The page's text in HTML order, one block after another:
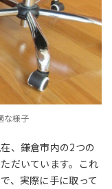
な様子
、鎌倉市内の2つの
だいています。これ
、実際に手に取って